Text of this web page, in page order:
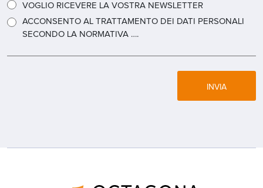
VOGLIO RICEVERE LA VOSTRA NEWSLETTER
ACCONSENTO AL TRATTAMENTO DEI DATI PERSONALI
SECONDO LA NORMATIVA ….
INVIA